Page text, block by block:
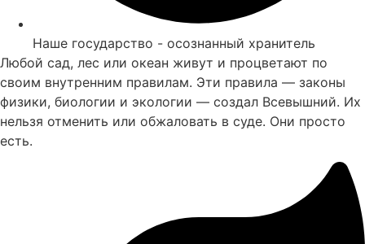
Наше государство - осознанный хранитель
Любой сад, лес или океан живут и процветают по
своим внутренним правилам. Эти правила — законы
физики, биологии и экологии — создал Всевышний. Их
нельзя отменить или обжаловать в суде. Они просто
есть.